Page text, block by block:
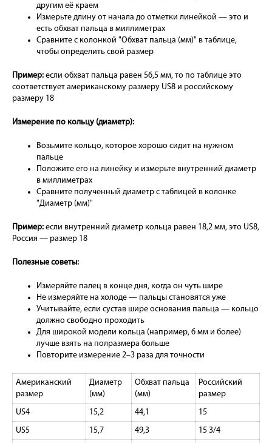
другим её краем
Измерьте длину от начала до отметки линейкой — это и
есть обхват пальца в миллиметрах
Сравните с колонкой "Обхват пальца (мм)" в таблице,
чтобы определить свой размер
Пример: если обхват пальца равен 56,5 мм, то по таблице это
соответствует американскому размеру US8 и российскому
размеру 18
Измерение по кольцу (диаметр):
Возьмите кольцо, которое хорошо сидит на нужном
пальце
Положите его на линейку и измерьте внутренний диаметр
в миллиметрах
Сравните полученный диаметр с таблицей в колонке
"Диаметр (мм)"
Пример: если внутренний диаметр кольца равен 18,2 мм, это US8,
Россия — размер 18
Полезные советы:
Измеряйте палец в конце дня, когда он чуть шире
Не измеряйте на холоде — пальцы становятся уже
Учитывайте, если сустав шире основания пальца — кольцо
должно свободно проходить
Для широкой модели кольца (например, 6 мм и более)
лучше взять на полразмера больше
Повторите измерение 2–3 раза для точности
Американский
размер
Диаметр
(мм)
Обхват пальца
(мм)
Российский
размер
US4
15,2 44,1
15
US5
15,7 49,3
15 3/4